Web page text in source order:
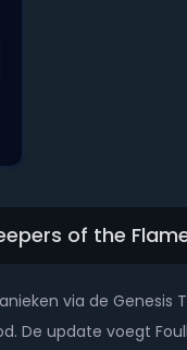
of the
via de
De update voegt